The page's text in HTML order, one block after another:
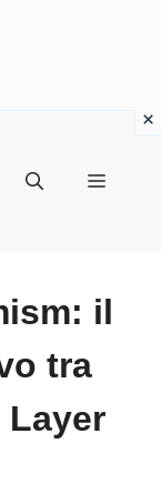
Menu
il
tra